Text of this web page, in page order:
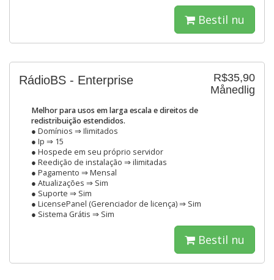
Bestil nu
R$35,90
Månedlig
RádioBS - Enterprise
Melhor para usos em larga escala e direitos de
redistribuição estendidos.
● Domínios ⇒ Ilimitados
● Ip ⇒ 15
● Hospede em seu próprio servidor
● Reedição de instalação ⇒ ilimitadas
● Pagamento ⇒ Mensal
● Atualizações ⇒ Sim
● Suporte ⇒ Sim
● LicensePanel (Gerenciador de licença) ⇒ Sim
● Sistema Grátis ⇒ Sim
Bestil nu